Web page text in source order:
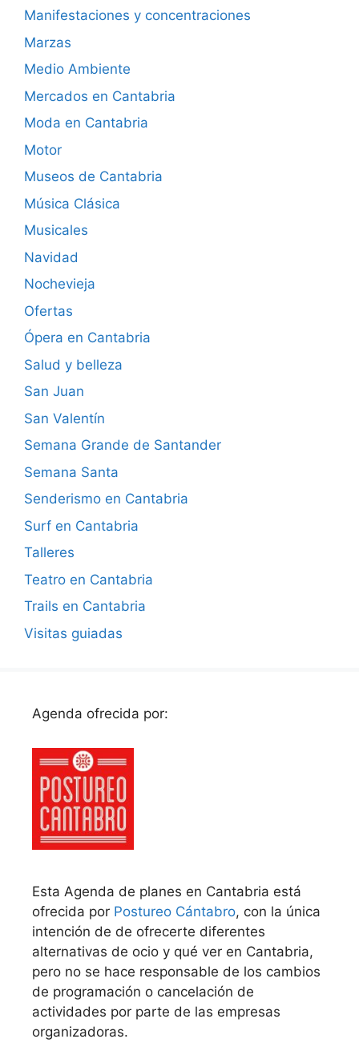
Manifestaciones y concentraciones
Marzas
Medio Ambiente
Mercados en Cantabria
Moda en Cantabria
Motor
Museos de Cantabria
Música Clásica
Musicales
Navidad
Nochevieja
Ofertas
Ópera en Cantabria
Salud y belleza
San Juan
San Valentín
Semana Grande de Santander
Semana Santa
Senderismo en Cantabria
Surf en Cantabria
Talleres
Teatro en Cantabria
Trails en Cantabria
Visitas guiadas
Agenda ofrecida por:
Esta Agenda de planes en Cantabria está
ofrecida por Postureo Cántabro, con la única
intención de de ofrecerte diferentes
alternativas de ocio y qué ver en Cantabria,
pero no se hace responsable de los cambios
de programación o cancelación de
actividades por parte de las empresas
organizadoras.